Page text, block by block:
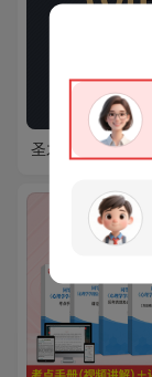
圣才终身VIP会员